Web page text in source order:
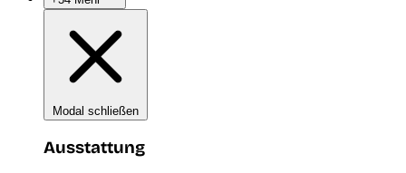
Modal schließen
Ausstattung